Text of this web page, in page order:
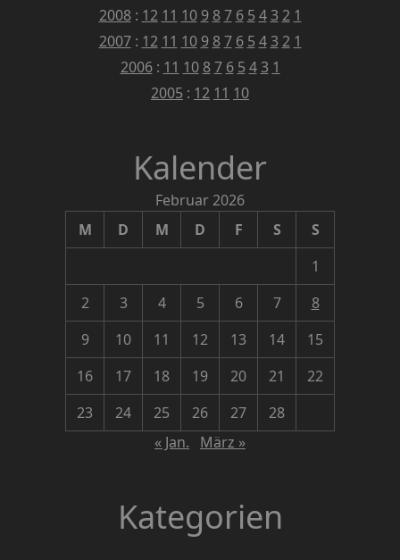
2008: 12 11 10 9 8 7 6 5 4 3 2 1
2007: 12 11 10 9 8 7 6 5 4 3 2 1
2006: 11 10 8 7 6 5 4 3 1
2005 : 12 11 10
Kalender
Februar 2026
M
D M D F S
S
1
2
3 4 5 6 7
8
9
10 11 12 13 14
15
16
17 18 19 20 21
22
23
24 25 26 27
28
« Jan.
März »
Kategorien